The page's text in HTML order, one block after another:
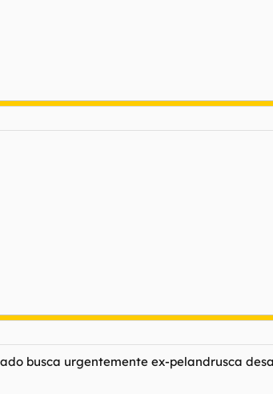
busca urgentemente ex-pelandrusca